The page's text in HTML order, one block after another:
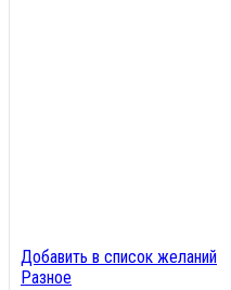
Добавить в список желаний
Разное